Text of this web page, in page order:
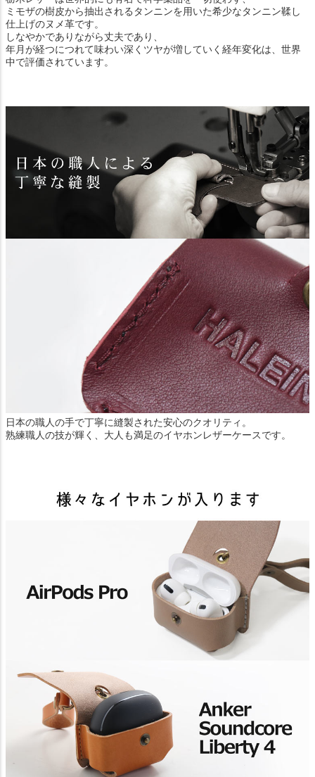
ミモザの樹皮から抽出されるタンニンを用いた希少なタンニン鞣し
仕上げのヌメ革です。
しなやかでありながら丈夫であり、
年月が経つにつれて味わい深くツヤが増していく経年変化は、世界
中で評価されています。
日本の職人の手で丁寧に縫製された安心のクオリティ。
熟練職人の技が輝く、大人も満足のイヤホンレザーケースです。